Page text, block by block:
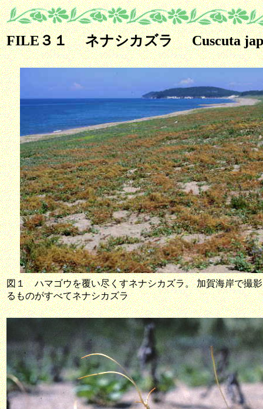
FILE３１ ネナシカズラ Cuscuta
図１ ハマゴウを覆い尽くすネナシカズラ。加賀海岸で撮
るものがすべてネナシカズラ